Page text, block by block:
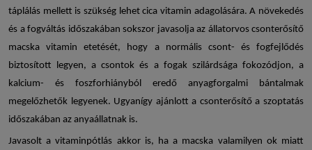
táplálás mellett is szükség lehetcica vitamin adagolására. A növekedés
és a fogváltás időszakában sokszor javasolja az állatorvos csonterősítő
macska vitamin etetését, hogy a normális csont- és fogfejlődés
biztosított legyen, a csontok és a fogak szilárdsága fokozódjon, a
kalcium- és foszforhiányból eredő anyagforgalmi bántalmak
megelőzhetők legyenek. Ugyanígy ajánlott a csonterősítő a szoptatás
időszakában az anyaállatnak is.
Javasolt a vitaminpótlás akkor is, ha a macska valamilyen ok miatt